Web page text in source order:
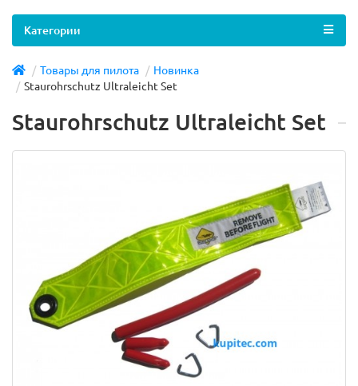
Категории
Товары для пилота
Новинка
Staurohrschutz Ultraleicht Set
Staurohrschutz Ultraleicht Set